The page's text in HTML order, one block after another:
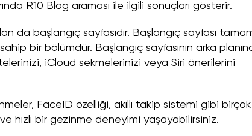
R10 Blog araması ile ilgili sonuçları gösterir.
da başlangıç sayfasıdır. Başlangıç sayfası
bir bölümdür. Başlangıç sayfasının arka
iCloud sekmelerinizi veya Siri önerilerini
FaceID özelliği, akıllı takip sistemi gibi birçok
hızlı bir gezinme deneyimi yaşayabilirsiniz.